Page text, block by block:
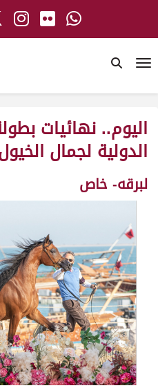
اليوم.. نهائيات
الدولية لجمال
لبرقه- خاص